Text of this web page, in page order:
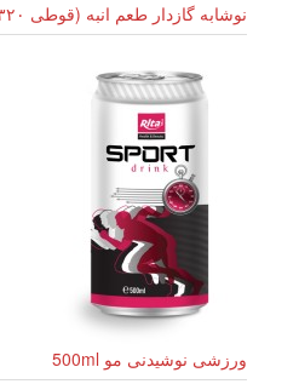
نوشابه گازدار طعم انبه (قوطی ۳۲۰ میلی‌لیتری)
ورزشی نوشیدنی مو 500ml